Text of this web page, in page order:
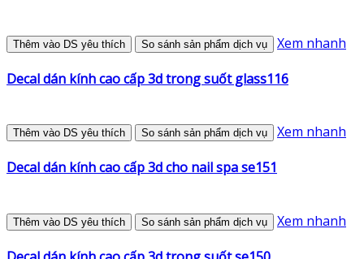
Thêm vào DS yêu thích So sánh sản phẩm dịch vụ Xem nhanh
Decal dán kính cao cấp 3d trong suốt glass116
Thêm vào DS yêu thích So sánh sản phẩm dịch vụ Xem nhanh
Decal dán kính cao cấp 3d cho nail spa se151
Thêm vào DS yêu thích So sánh sản phẩm dịch vụ Xem nhanh